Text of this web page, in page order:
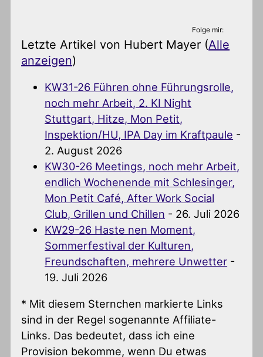
Folge mir:
Letzte Artikel von Hubert Mayer (Alle
anzeigen)
KW31-26 Führen ohne Führungsrolle,
noch mehr Arbeit, 2. KI Night
Stuttgart, Hitze, Mon Petit,
Inspektion/HU, IPA Day im Kraftpaule -
2. August 2026
KW30-26 Meetings, noch mehr Arbeit,
endlich Wochenende mit Schlesinger,
Mon Petit Café, After Work Social
Club, Grillen und Chillen - 26. Juli 2026
KW29-26 Haste nen Moment,
Sommerfestival der Kulturen,
Freundschaften, mehrere Unwetter -
19. Juli 2026
* Mit diesem Sternchen markierte Links
sind in der Regel sogenannte Affiliate-
Links. Das bedeutet, dass ich eine
Provision bekomme, wenn Du etwas